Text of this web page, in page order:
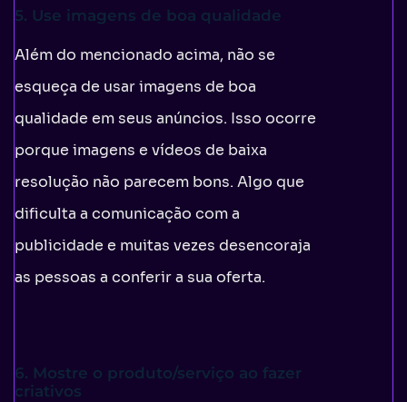
5. Use imagens de boa qualidade
Além do mencionado acima, não se
esqueça de usar imagens de boa
qualidade em seus anúncios. Isso ocorre
porque imagens e vídeos de baixa
resolução não parecem bons. Algo que
dificulta a comunicação com a
publicidade e muitas vezes desencoraja
as pessoas a conferir a sua oferta.
6. Mostre o produto/serviço ao fazer
criativos